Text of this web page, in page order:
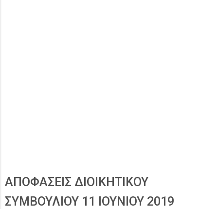
ΑΠΟΦΑΣΕΙΣ ΔΙΟΙΚΗΤΙΚΟΥ
ΣΥΜΒΟΥΛΙΟΥ 11 ΙΟΥΝΙΟΥ 2019